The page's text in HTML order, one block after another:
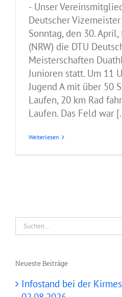
- Unser
Deutscher
Sonntag, den 30.
(NRW) die DTU
Meisterschaften
Junioren statt. Um 11
Jugend A mit über 50
Laufen, 20 km Rad
Laufen. Das Feld war
Weiterlesen
Suche
nach:
Neueste Beiträge
Infostand bei der